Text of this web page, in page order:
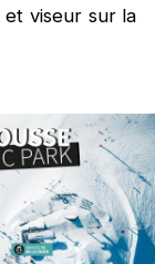
et viseur sur la